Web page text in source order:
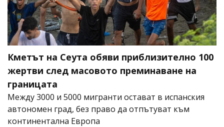
Кметът на Сеута обяви приблизително 100
жертви след масовото преминаване на
границата
Между 3000 и 5000 мигранти остават в испанския
автономен град, без право да отпътуват към
континентална Европа